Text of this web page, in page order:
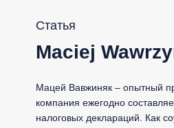
Статья
Maciej
Мацей Вавжиняк – опытный
компания ежегодно
налоговых деклараций. Как